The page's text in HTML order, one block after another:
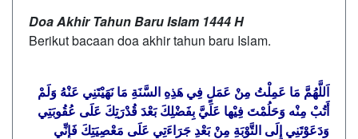
Doa Akhir Tahun Baru Islam 1444 H
Berikut bacaan doa akhir tahun baru Islam.
اَللَّهُمَّ مَا عَمِلْتُ مِنْ عَمَلٍ فِي هَذِهِ السَّنَةِ مَا نَهَيْتَنِي عَنْهُ وَلَمْ
أَتُبْ مِنْه وَحَلُمْتَ فِيْها عَلَيَّ بِفَضْلِكَ بَعْدَ قُدْرَتِكَ عَلَى عُقُوبَتِي
وَدَعَوْتَنِي إِلَى التَّوْبَةِ مِنْ بَعْدِ جَرَاءَتِي عَلَى مَعْصِيَتِكَ فَإِنِّي